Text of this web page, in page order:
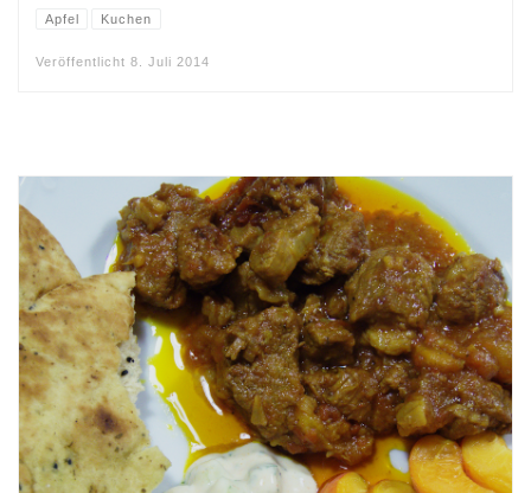
Apfel Kuchen
Veröffentlicht 8. Juli 2014